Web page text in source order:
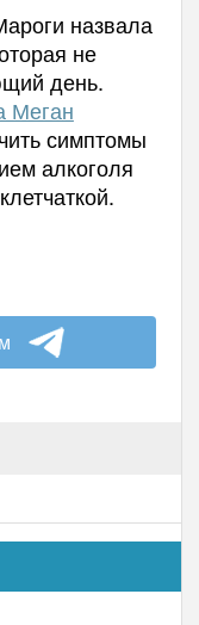
назвала
не
день.
Меган
симптомы
алкоголя